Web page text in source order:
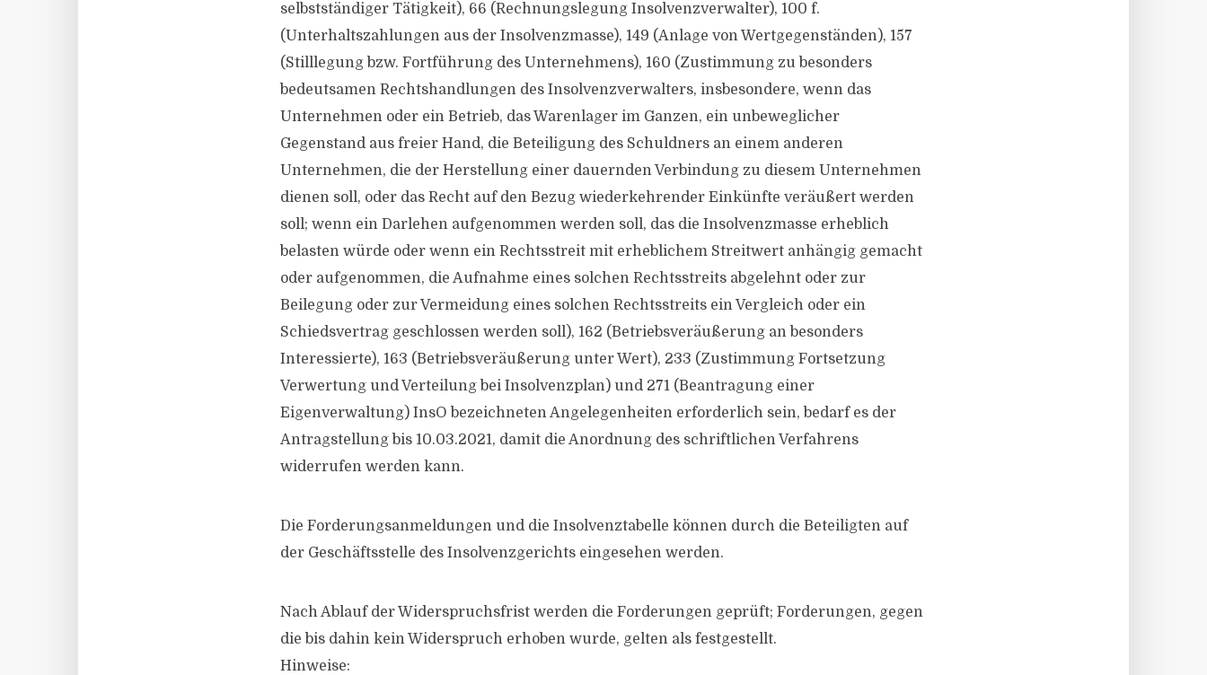
selbstständiger Tätigkeit), 66 (Rechnungslegung Insolvenzverwalter), 100 f.
(Unterhaltszahlungen aus der Insolvenzmasse), 149 (Anlage von Wertgegenständen), 157
(Stilllegung bzw. Fortführung des Unternehmens), 160 (Zustimmung zu besonders
bedeutsamen Rechtshandlungen des Insolvenzverwalters, insbesondere, wenn das
Unternehmen oder ein Betrieb, das Warenlager im Ganzen, ein unbeweglicher
Gegenstand aus freier Hand, die Beteiligung des Schuldners an einem anderen
Unternehmen, die der Herstellung einer dauernden Verbindung zu diesem Unternehmen
dienen soll, oder das Recht auf den Bezug wiederkehrender Einkünfte veräußert werden
soll; wenn ein Darlehen aufgenommen werden soll, das die Insolvenzmasse erheblich
belasten würde oder wenn ein Rechtsstreit mit erheblichem Streitwert anhängig gemacht
oder aufgenommen, die Aufnahme eines solchen Rechtsstreits abgelehnt oder zur
Beilegung oder zur Vermeidung eines solchen Rechtsstreits ein Vergleich oder ein
Schiedsvertrag geschlossen werden soll), 162 (Betriebsveräußerung an besonders
Interessierte), 163 (Betriebsveräußerung unter Wert), 233 (Zustimmung Fortsetzung
Verwertung und Verteilung bei Insolvenzplan) und 271 (Beantragung einer
Eigenverwaltung) InsO bezeichneten Angelegenheiten erforderlich sein, bedarf es der
Antragstellung bis 10.03.2021, damit die Anordnung des schriftlichen Verfahrens
widerrufen werden kann.
Die Forderungsanmeldungen und die Insolvenztabelle können durch die Beteiligten auf
der Geschäftsstelle des Insolvenzgerichts eingesehen werden.
Nach Ablauf der Widerspruchsfrist werden die Forderungen geprüft; Forderungen, gegen
die bis dahin kein Widerspruch erhoben wurde, gelten als festgestellt.
Hinweise: